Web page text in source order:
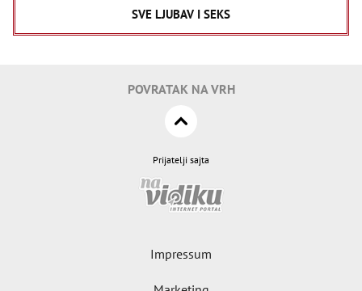
SVE LJUBAV I SEKS
POVRATAK NA VRH
Prijatelji sajta
Impressum